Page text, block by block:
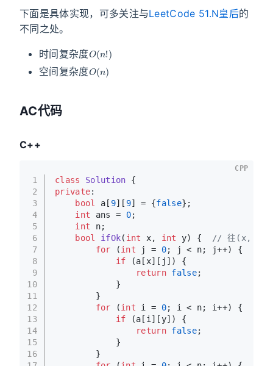
下面是具体实现，可多关注与LeetCode 51.N皇后的
不同之处。
时间复杂度
空间复杂度
( )
AC代码
C++
1
2
3
4
5
6
7
8
9
10
11
12
13
14
15
16
class Solution {
private:
bool a[ 9][ 9] = {false};
int ans = 0;
int n;
bool
ifOk( int x, int y) { // 往(x, y)放
for (int j = 0; j < n; j++) {
if (a[x][j]) {
return false;
            }
        }
for (int i = 0; i < n; i++) {
if (a[i][y]) {
return false;
            }
        }
CPP